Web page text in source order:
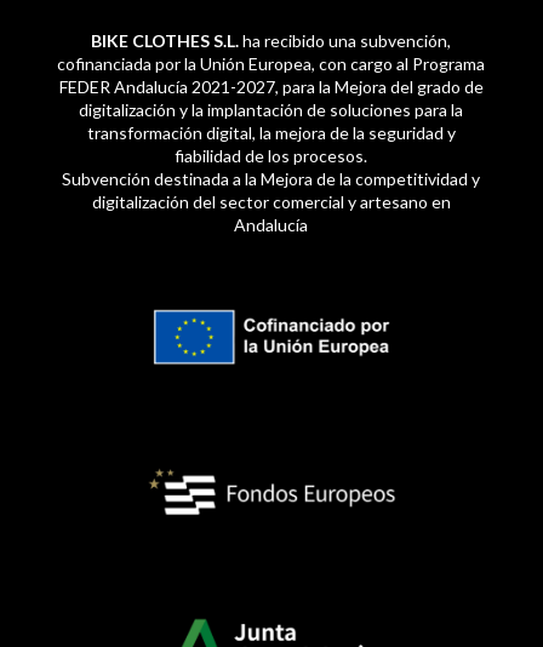
BIKE CLOTHES S.L.ha recibido una subvención,
cofinanciada por la Unión Europea, con cargo al Programa
FEDER Andalucía 2021-2027, para la Mejora del grado de
digitalización y la implantación de soluciones para la
transformación digital, la mejora de la seguridad y
fiabilidad de los procesos.
Subvención destinada a la Mejora de la competitividad y
digitalización del sector comercial y artesano en
Andalucía